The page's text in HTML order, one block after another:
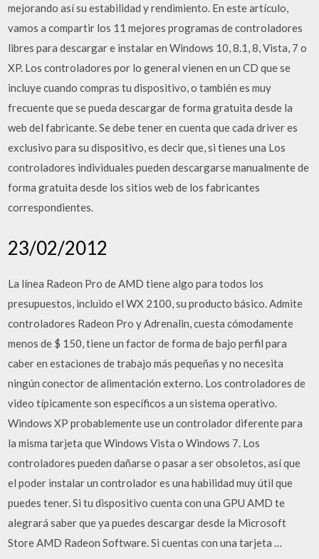
mejorando así su estabilidad y rendimiento. En este artículo,
vamos a compartir los 11 mejores programas de controladores
libres para descargar e instalar en Windows 10, 8.1, 8, Vista, 7 o
XP. Los controladores por lo general vienen en un CD que se
incluye cuando compras tu dispositivo, o también es muy
frecuente que se pueda descargar de forma gratuita desde la
web del fabricante. Se debe tener en cuenta que cada driver es
exclusivo para su dispositivo, es decir que, si tienes una Los
controladores individuales pueden descargarse manualmente de
forma gratuita desde los sitios web de los fabricantes
correspondientes.
23/02/2012
La línea Radeon Pro de AMD tiene algo para todos los
presupuestos, incluido el WX 2100, su producto básico. Admite
controladores Radeon Pro y Adrenalin, cuesta cómodamente
menos de $ 150, tiene un factor de forma de bajo perfil para
caber en estaciones de trabajo más pequeñas y no necesita
ningún conector de alimentación externo. Los controladores de
video típicamente son específicos a un sistema operativo.
Windows XP probablemente use un controlador diferente para
la misma tarjeta que Windows Vista o Windows 7. Los
controladores pueden dañarse o pasar a ser obsoletos, así que
el poder instalar un controlador es una habilidad muy útil que
puedes tener. Si tu dispositivo cuenta con una GPU AMD te
alegrará saber que ya puedes descargar desde la Microsoft
Store AMD Radeon Software. Si cuentas con una tarjeta …